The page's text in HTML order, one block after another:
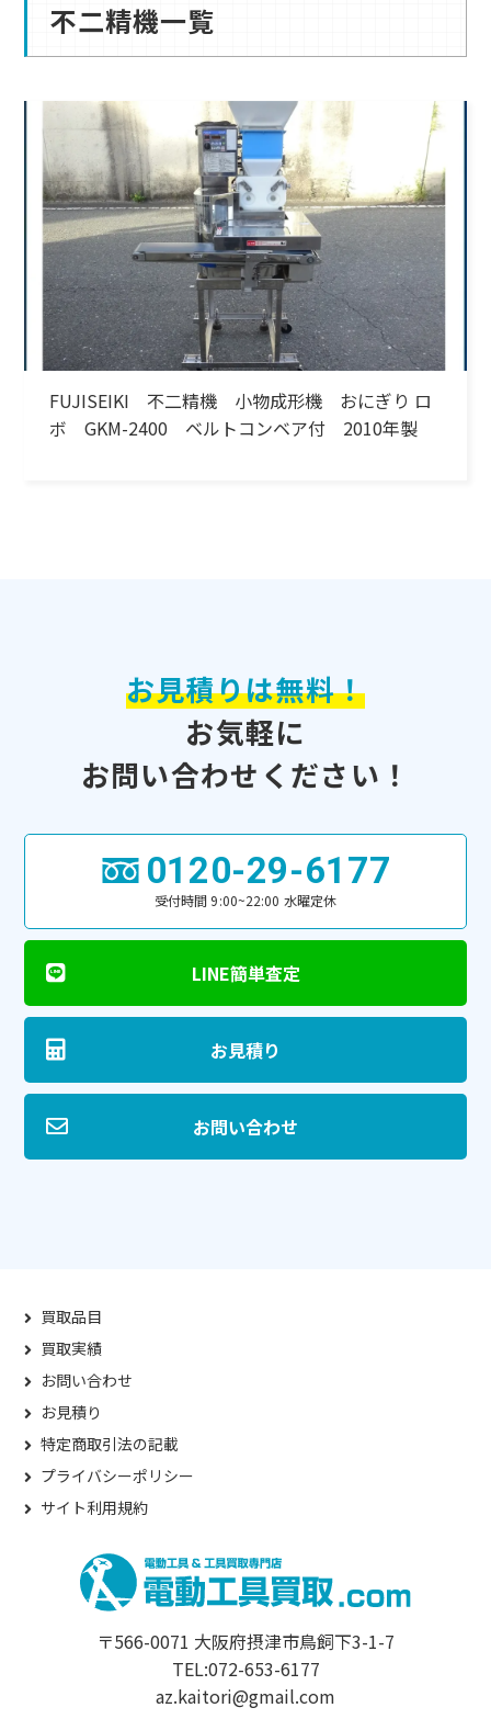
不二精機一覧
FUJISEIKI 不二精機 小物成形機 おにぎり ロ
ボ GKM-2400 ベルトコンベア付 2010年製
お見積りは無料！
お気軽に
お問い合わせください！
0120-29-6177
受付時間 9:00~22:00 水曜定休
LINE簡単査定
お見積り
お問い合わせ
買取品目
買取実績
お問い合わせ
お見積り
特定商取引法の記載
プライバシーポリシー
サイト利用規約
〒566-0071 大阪府摂津市鳥飼下3-1-7
TEL:072-653-6177
az.kaitori@gmail.com